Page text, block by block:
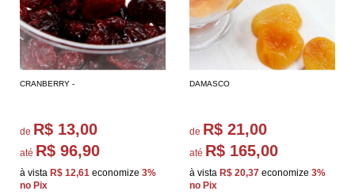
CRANBERRY -
de R$ 13,00
até R$ 96,90
à vista R$ 12,61 economize 3%
no Pix
DAMASCO
de R$ 21,00
até R$ 165,00
à vista R$ 20,37 economize 3%
no Pix